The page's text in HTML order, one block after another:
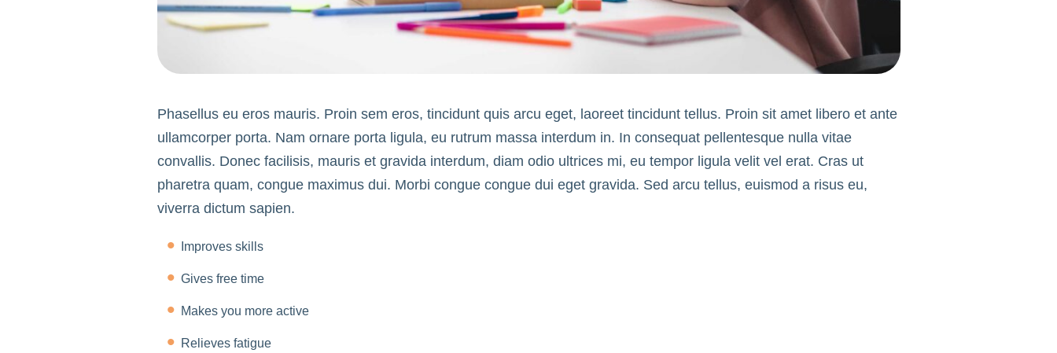
Phasellus eu eros mauris. Proin sem eros, tincidunt quis arcu eget, laoreet tincidunt tellus. Proin sit amet libero et ante
ullamcorper porta. Nam ornare porta ligula, eu rutrum massa interdum in. In consequat pellentesque nulla vitae
convallis. Donec facilisis, mauris et gravida interdum, diam odio ultrices mi, eu tempor ligula velit vel erat. Cras ut
pharetra quam, congue maximus dui. Morbi congue congue dui eget gravida. Sed arcu tellus, euismod a risus eu,
viverra dictum sapien.
Improves skills
Gives free time
Makes you more active
Relieves fatigue